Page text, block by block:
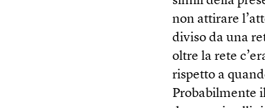
non attirare
diviso da una
oltre la rete
rispetto a
Probabilmente